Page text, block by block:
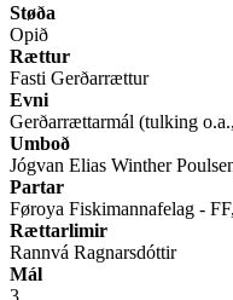
Støða
Opið
Rættur
Fasti Gerðarrættur
Evni
Gerðarrættarmál (tulking
Umboð
Jógvan Elias Winther
Partar
Føroya Fiskimannafelag -
Rættarlimir
Rannvá Ragnarsdóttir
Mál
3